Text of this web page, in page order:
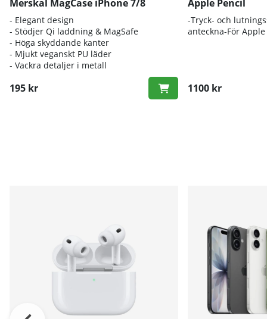
Merskal MagCase iPhone 7/8
- Elegant design
- Stödjer Qi laddning & MagSafe
- Höga skyddande kanter
- Mjukt veganskt PU läder
- Vackra detaljer i metall
195 kr
Apple Pencil
-Tryck- och
anteckna-För Apple
1100 kr